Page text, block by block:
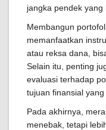
jangka pendek yang
Membangun
memanfaatkan
atau reksa dana,
Selain itu, penting
evaluasi terhadap
tujuan finansial yang
Pada akhirnya,
menebak, tetapi